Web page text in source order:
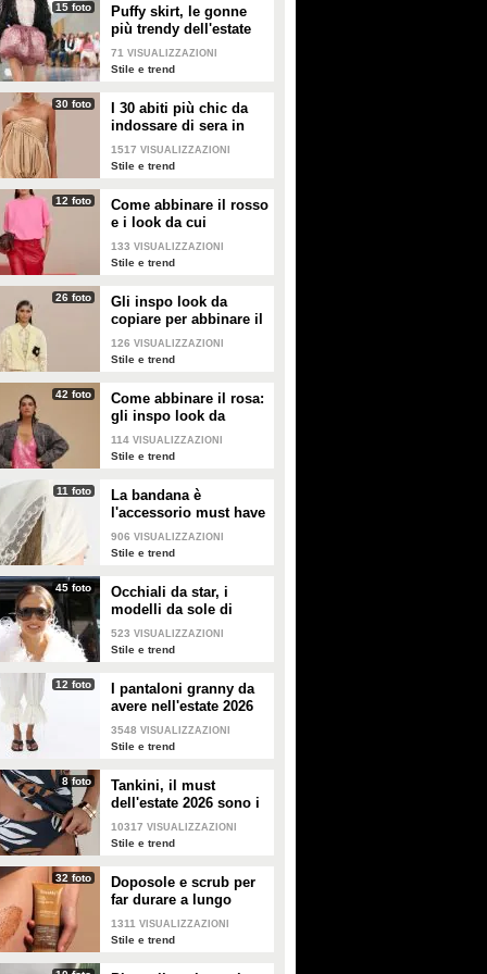
15 foto
Puffy skirt, le gonne
più trendy dell'estate
2026 sono quelle a
palloncino
71 VISUALIZZAZIONI
Stile e trend
30 foto
I 30 abiti più chic da
indossare di sera in
estate
1517 VISUALIZZAZIONI
Stile e trend
12 foto
Come abbinare il rosso
e i look da cui
prendere ispirazione
133 VISUALIZZAZIONI
Stile e trend
26 foto
Gli inspo look da
copiare per abbinare il
giallo
126 VISUALIZZAZIONI
Stile e trend
42 foto
Come abbinare il rosa:
gli inspo look da
copiare
114 VISUALIZZAZIONI
Stile e trend
11 foto
La bandana è
l'accessorio must have
dell'estate 2026: i
modelli di tendenza
906 VISUALIZZAZIONI
Stile e trend
45 foto
Occhiali da star, i
modelli da sole di
tendenza per l'estate
2026
523 VISUALIZZAZIONI
Stile e trend
12 foto
I pantaloni granny da
avere nell'estate 2026
3548 VISUALIZZAZIONI
Stile e trend
8 foto
Tankini, il must
dell'estate 2026 sono i
costumi con la canotta
10317 VISUALIZZAZIONI
Stile e trend
32 foto
Doposole e scrub per
far durare a lungo
l'abbronzatura in estate
1311 VISUALIZZAZIONI
Stile e trend